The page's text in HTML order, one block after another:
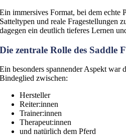
Ein immersives Format, bei dem echte
Satteltypen und reale Fragestellungen
dagegen ein deutlich tieferes Lernen
Die zentrale Rolle des Saddle
Ein besonders spannender Aspekt war
Bindeglied zwischen:
Hersteller
Reiter:innen
Trainer:innen
Therapeut:innen
und natürlich dem Pferd